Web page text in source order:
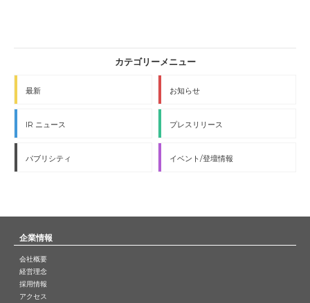
最新 お知らせ
IR ニュース プレスリリース
パブリシティ イベント/登壇情報
企業情報
会社概要
経営理念
採用情報
アクセス